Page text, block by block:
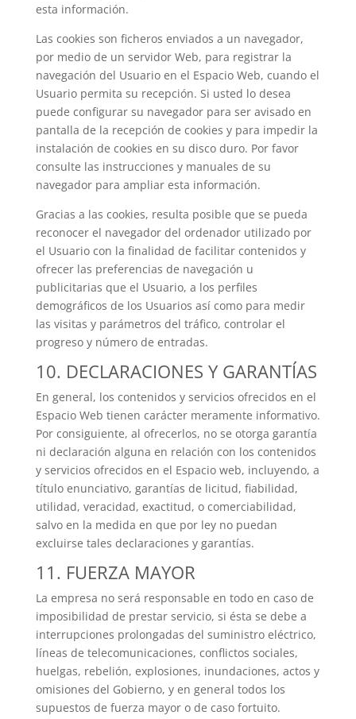
esta información.
Las cookies son ficheros enviados a un navegador,
por medio de un servidor Web, para registrar la
navegación del Usuario en el Espacio Web, cuando el
Usuario permita su recepción. Si usted lo desea
puede configurar su navegador para ser avisado en
pantalla de la recepción de cookies y para impedir la
instalación de cookies en su disco duro. Por favor
consulte las instrucciones y manuales de su
navegador para ampliar esta información.
Gracias a las cookies, resulta posible que se pueda
reconocer el navegador del ordenador utilizado por
el Usuario con la finalidad de facilitar contenidos y
ofrecer las preferencias de navegación u
publicitarias que el Usuario, a los perfiles
demográficos de los Usuarios así como para medir
las visitas y parámetros del tráfico, controlar el
progreso y número de entradas.
10. DECLARACIONES Y GARANTÍAS
En general, los contenidos y servicios ofrecidos en el
Espacio Web tienen carácter meramente informativo.
Por consiguiente, al ofrecerlos, no se otorga garantía
ni declaración alguna en relación con los contenidos
y servicios ofrecidos en el Espacio web, incluyendo, a
título enunciativo, garantías de licitud, fiabilidad,
utilidad, veracidad, exactitud, o comerciabilidad,
salvo en la medida en que por ley no puedan
excluirse tales declaraciones y garantías.
11. FUERZA MAYOR
La empresa no será responsable en todo en caso de
imposibilidad de prestar servicio, si ésta se debe a
interrupciones prolongadas del suministro eléctrico,
líneas de telecomunicaciones, conflictos sociales,
huelgas, rebelión, explosiones, inundaciones, actos y
omisiones del Gobierno, y en general todos los
supuestos de fuerza mayor o de caso fortuito.